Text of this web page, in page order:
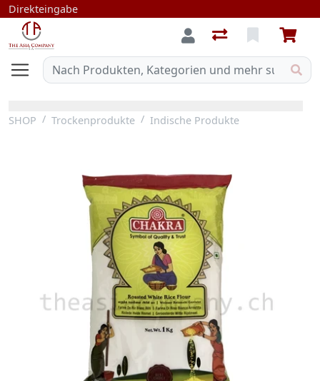
Direkteingabe
SHOP Trockenprodukte Indische Produkte